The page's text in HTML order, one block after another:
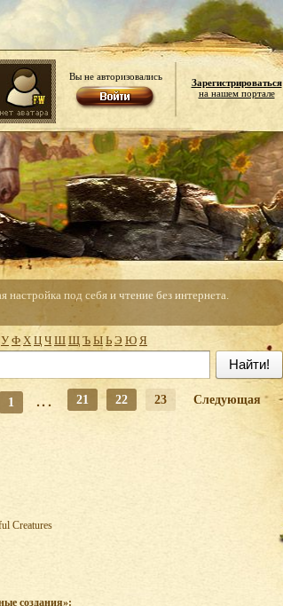
Вы не авторизовались
Зарегистрироваться
на нашем портале
под себя и чтение без интернета.
У Ф Х Ц Ч Ш Щ Ъ Ы Ь Э Ю Я
Найти!
1 ... 21 22 23 Следующая
Creatures
создания»: